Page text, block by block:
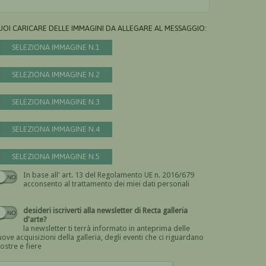
CARICARE DELLE IMMAGINI DA ALLEGARE AL MESSAGGIO:
SELEZIONA IMMAGINE N.1
SELEZIONA IMMAGINE N.2
SELEZIONA IMMAGINE N.3
SELEZIONA IMMAGINE N.4
SELEZIONA IMMAGINE N.5
In base all' art. 13 del Regolamento UE n. 2016/679
acconsento al trattamento dei miei dati personali
Devi dare il consenso
desideri iscriverti alla newsletter di Recta galleria
d'arte?
la newsletter ti terrà informato in anteprima delle
acquisizioni della galleria, degli eventi che ci riguardano
e fiere